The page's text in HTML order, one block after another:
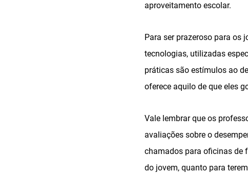
aproveitamento escolar.
Para ser prazeroso para os
tecnologias, utilizadas
práticas são estímulos ao
oferece aquilo de que eles
Vale lembrar que os
avaliações sobre o
chamados para oficinas de
do jovem, quanto para